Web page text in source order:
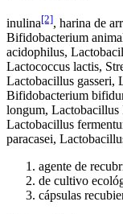
inulina[2], harina de
Bifidobacterium
acidophilus,
Lactococcus lactis,
Lactobacillus gasseri,
Bifidobacterium
longum, Lactobacillus
Lactobacillus
paracasei,
agente de
de cultivo
cápsulas